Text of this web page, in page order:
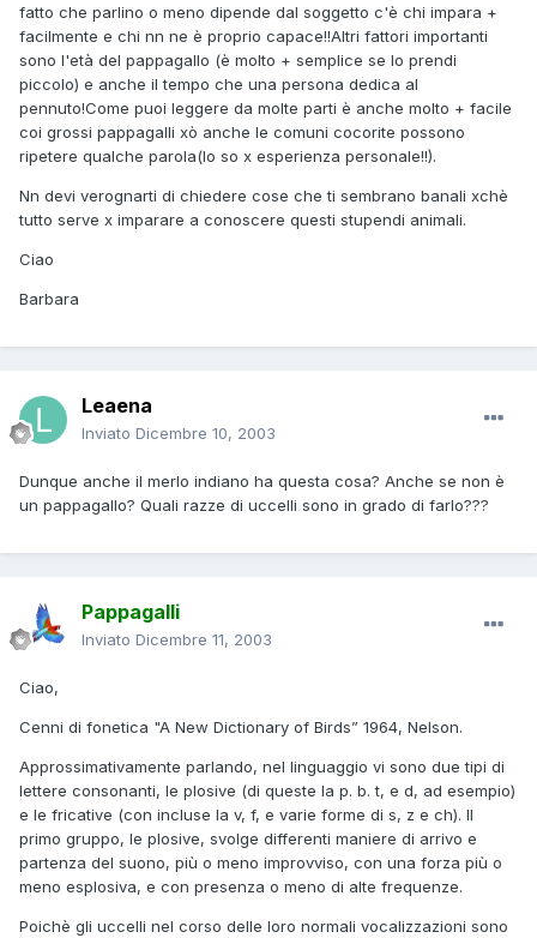
fatto che parlino o meno dipende dal soggetto c'è chi impara +
facilmente e chi nn ne è proprio capace!!Altri fattori importanti
sono l'età del pappagallo (è molto + semplice se lo prendi
piccolo) e anche il tempo che una persona dedica al
pennuto!Come puoi leggere da molte parti è anche molto + facile
coi grossi pappagalli xò anche le comuni cocorite possono
ripetere qualche parola(lo so x esperienza personale!!).
Nn devi verognarti di chiedere cose che ti sembrano banali xchè
tutto serve x imparare a conoscere questi stupendi animali.
Ciao
Barbara
Leaena
Inviato Dicembre 10, 2003
Dunque anche il merlo indiano ha questa cosa? Anche se non è
un pappagallo? Quali razze di uccelli sono in grado di farlo???
Pappagalli
Inviato Dicembre 11, 2003
Ciao,
Cenni di fonetica "A New Dictionary of Birds” 1964, Nelson.
Approssimativamente parlando, nel linguaggio vi sono due tipi di
lettere consonanti, le plosive (di queste la p. b. t, e d, ad esempio)
e le fricative (con incluse la v, f, e varie forme di s, z e ch). Il
primo gruppo, le plosive, svolge differenti maniere di arrivo e
partenza del suono, più o meno improvviso, con una forza più o
meno esplosiva, e con presenza o meno di alte frequenze.
Poichè gli uccelli nel corso delle loro normali vocalizzazioni sono